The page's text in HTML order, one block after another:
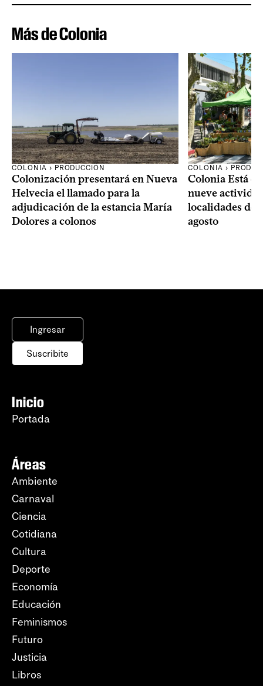
Más de Colonia
COLONIA › PRODUCCIÓN
Colonización presentará en Nueva
Helvecia el llamado para la
adjudicación de la estancia María
Dolores a colonos
COLONIA ›
Colonia Está
nueve
localidades del
agosto
Ingresar
Suscribite
Inicio
Portada
Áreas
Ambiente
Carnaval
Ciencia
Cotidiana
Cultura
Deporte
Economía
Educación
Feminismos
Futuro
Justicia
Libros